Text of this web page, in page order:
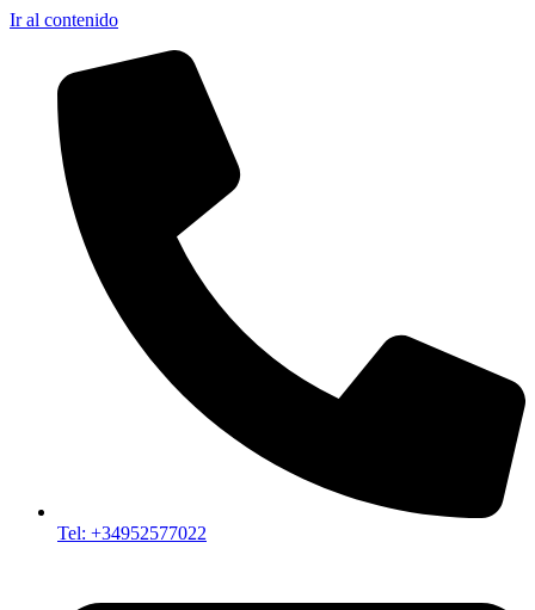
Ir al contenido
Tel: +34952577022